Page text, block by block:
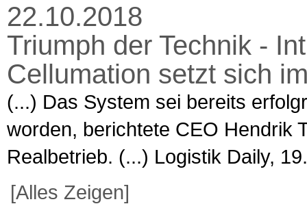
22.10.2018
Triumph der Technik -
Cellumation setzt sich
(...) Das System sei bereits
worden, berichtete CEO Hendrik
Realbetrieb. (...) Logistik Daily,
[Alles Zeigen]